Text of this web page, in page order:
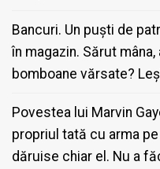
Bancuri. Un puști de
în magazin. Sărut mâna,
bomboane vărsate?
Povestea lui Marvin
propriul tată cu arma
dăruise chiar el. Nu a